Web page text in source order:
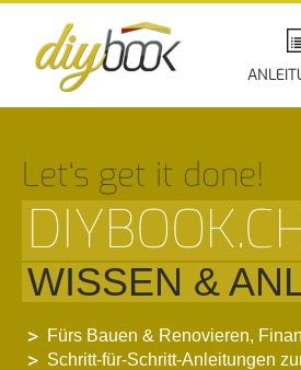
Let‘s get it done!
WISSEN &
Fürs Bauen & Renovieren,
Schritt-für-Schritt-Anleitungen